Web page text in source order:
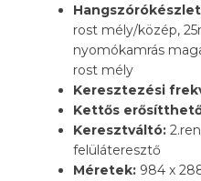
rost mély/közép,
nyomókamrás
rost mély
Keresztezési
Kettős
Keresztváltó:
felüláteresztő
Méretek: 984 x